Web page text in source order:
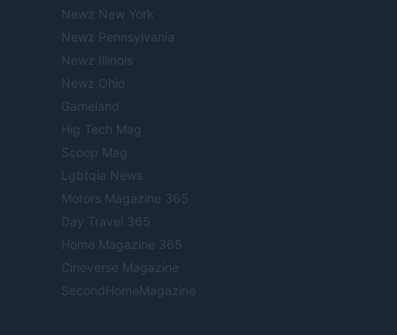
Newz New York
Newz Pennsylvania
Newz Illinois
Newz Ohio
Gameland
Hig Tech Mag
Scoop Mag
Lgbtqia News
Motors Magazine 365
Day Travel 365
Home Magazine 365
Cineverse Magazine
SecondHomeMagazine